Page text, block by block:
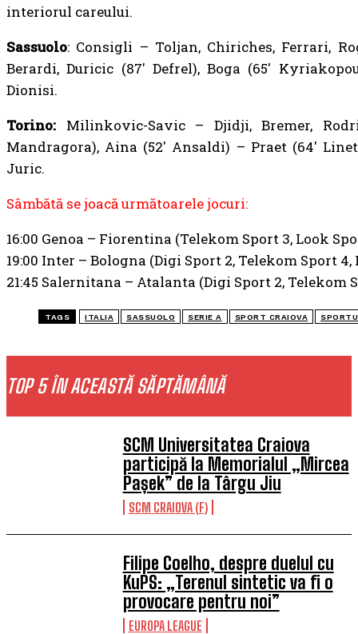
TOP 5 ÎN ACEASTĂ SĂPTĂMÂNĂ
SCM Universitatea Craiova
participă la Memorialul „Mircea
Pașek” de la Târgu Jiu
SCM CRAIOVA (F)
Filipe Coelho, despre duelul cu
KuPS: „Terenul sintetic va fi o
provocare pentru noi”
EUROPA LEAGUE
interiorul careului.
Sassuolo: Consigli – Toljan, Chiriches, Ferrari,
Berardi, Duricic (87′ Defrel), Boga (65′
Dionisi.
Torino: Milinkovic-Savic – Djidji, Bremer,
Mandragora), Aina (52′ Ansaldi) – Praet (64′
Juric.
Sâmbătă se joacă următoarele jocuri:
16:00 Genoa – Fiorentina (Telekom Sport 3, Look
19:00 Inter – Bologna (Digi Sport 2, Telekom Sport
21:45 Salernitana – Atalanta (Digi Sport 2, Telekom
TAGS ITALIA SASSUOLO SERIE A SPORT CRAIOVA